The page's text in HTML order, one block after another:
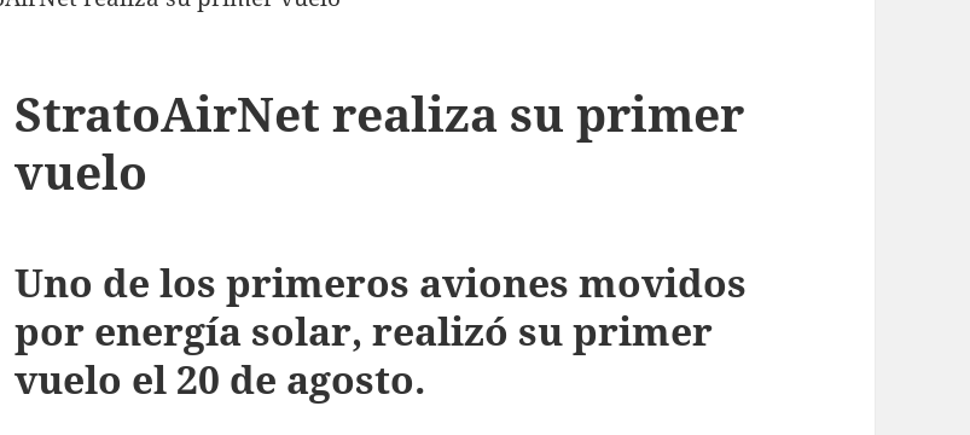
StratoAirNet realiza su primer
vuelo
Uno de los primeros aviones movidos
por energía solar, realizó su primer
vuelo el 20 de agosto.